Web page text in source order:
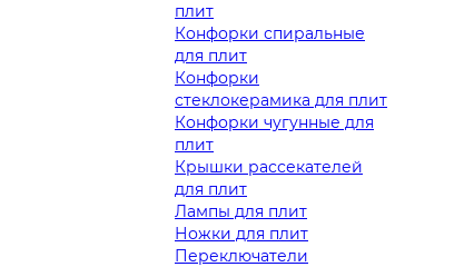
плит
Конфорки спиральные
для плит
Конфорки
стеклокерамика для плит
Конфорки чугунные для
плит
Крышки рассекателей
для плит
Лампы для плит
Ножки для плит
Переключатели